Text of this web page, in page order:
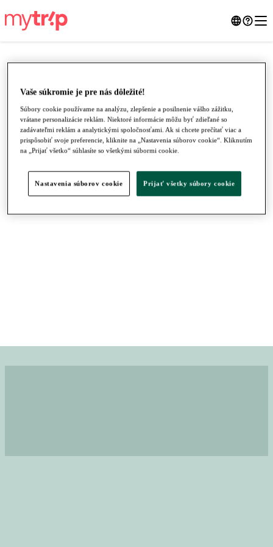
●●●
Vaše súkromie je pre nás dôležité!
Súbory cookie používame na analýzu, zlepšenie a posilnenie vášho zážitku,
vrátane personalizácie reklám. Niektoré informácie môžu byť zdieľané so
zadávateľmi reklám a analytickými spoločnosťami. Ak si chcete prečítať viac a
prispôsobiť svoje preferencie, kliknite na „Nastavenia súborov cookie“. Kliknutím
na „Prijať všetko“ súhlasíte so všetkými súbormi cookie.
Nastavenia súborov cookie Prijať všetky súbory cookie